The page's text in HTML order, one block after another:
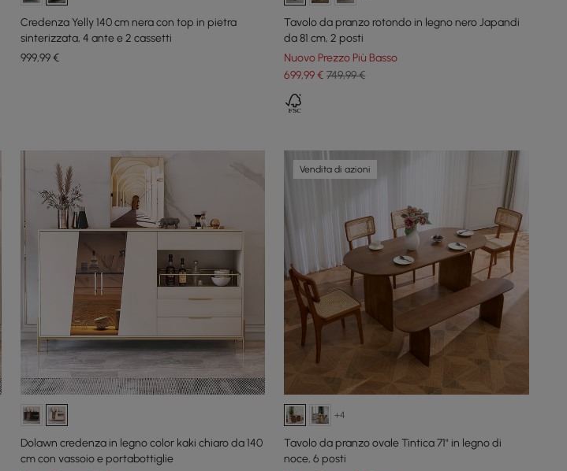
Credenza Yelly 140 cm nera con top in pietra
sinterizzata, 4 ante e 2 cassetti
999,99€
Tavolo da pranzo rotondo in legno nero Japandi
da 81 cm, 2 posti
Nuovo Prezzo Più Basso
699,99€ 749,99 €
Dolawn credenza in legno color kaki chiaro da 140
cm con vassoio e portabottiglie
Vendita di azioni
+4
Tavolo da pranzo ovale Tintica 71" in legno di
noce, 6 posti